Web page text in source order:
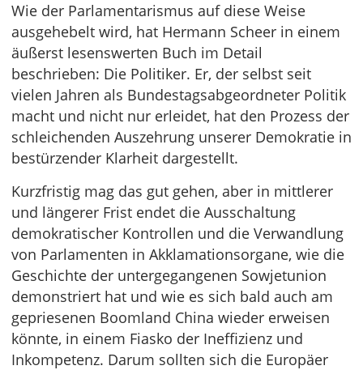
Wie der Parlamentarismus auf diese Weise
ausgehebelt wird, hat Hermann Scheer in einem
äußerst lesenswerten Buch im Detail
beschrieben: Die Politiker. Er, der selbst seit
vielen Jahren als Bundestagsabgeordneter Politik
macht und nicht nur erleidet, hat den Prozess der
schleichenden Auszehrung unserer Demokratie in
bestürzender Klarheit dargestellt.
Kurzfristig mag das gut gehen, aber in mittlerer
und längerer Frist endet die Ausschaltung
demokratischer Kontrollen und die Verwandlung
von Parlamenten in Akklamationsorgane, wie die
Geschichte der untergegangenen Sowjetunion
demonstriert hat und wie es sich bald auch am
gepriesenen Boomland China wieder erweisen
könnte, in einem Fiasko der Ineffizienz und
Inkompetenz. Darum sollten sich die Europäer